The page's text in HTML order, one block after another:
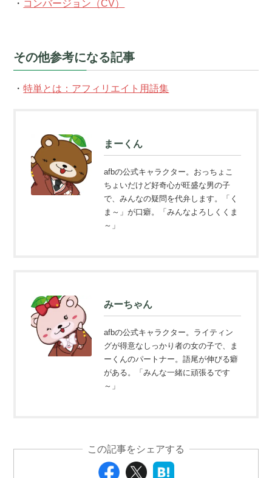
・ コンバージョン（CV）
その他参考になる記事
・特単とは：アフィリエイト用語集
まーくん
afbの公式キャラクター。おっちょこ
ちょいだけど好奇心が旺盛な男の子
で、みんなの疑問を代弁します。「く
ま～」が口癖。「みんなよろしくくま
～」
みーちゃん
afbの公式キャラクター。ライティン
グが得意なしっかり者の女の子で、ま
ーくんのパートナー。語尾が伸びる癖
がある。「みんな一緒に頑張るです
～」
この記事をシェアする